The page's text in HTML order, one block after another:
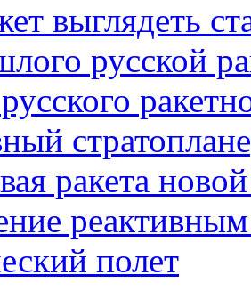
выглядеть
русской
ракета
полет